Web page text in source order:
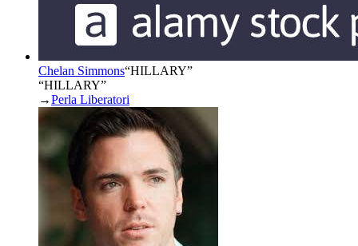
Chelan Simmons“HILLARY”
“HILLARY”
→Perla Liberatori